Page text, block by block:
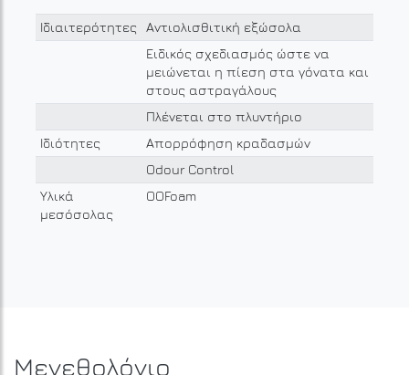
Ιδιαιτερότητες
Αντιολισθιτική εξώσολα
Ειδικός σχεδιασμός ώστε να
μειώνεται η πίεση στα γόνατα και
στους αστραγάλους
Πλένεται στο πλυντήριο
Ιδιότητες
Απορρόφηση κραδασμών
Odour Control
Υλικά
μεσόσολας
OOFoam
Μεγεθολόγιο